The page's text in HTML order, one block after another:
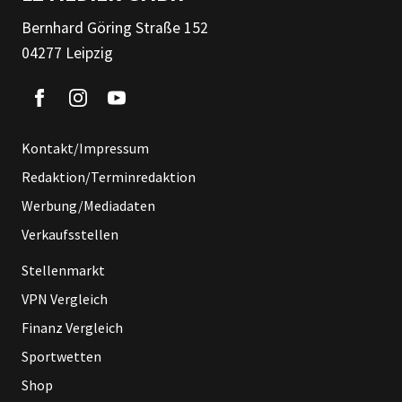
Bernhard Göring Straße 152
04277 Leipzig
Kontakt/Impressum
Redaktion/Terminredaktion
Werbung/Mediadaten
Verkaufsstellen
Stellenmarkt
VPN Vergleich
Finanz Vergleich
Sportwetten
Shop